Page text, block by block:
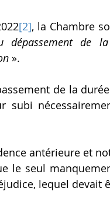
[2], la Chambre
».
de la
subi
antérieure et
le seul
lequel devait